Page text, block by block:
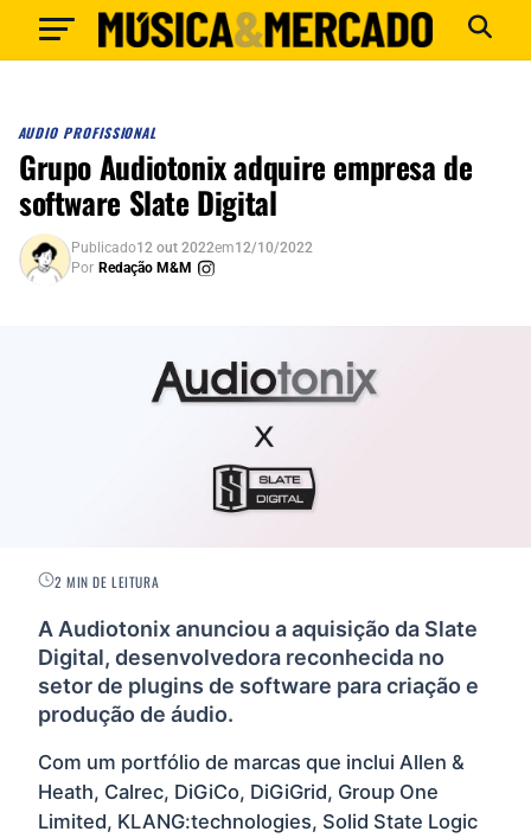
AUDIO PROFISSIONAL
Grupo Audiotonix adquire empresa de
software Slate Digital
Publicado12 out 2022em12/10/2022
Por Redação M&M
2 MIN DE LEITURA
A Audiotonix anunciou a aquisição da Slate
Digital, desenvolvedora reconhecida no
setor de plugins de software para criação e
produção de áudio.
Com um portfólio de marcas que inclui Allen &
Heath, Calrec, DiGiCo, DiGiGrid, Group One
Limited, KLANG:technologies, Solid State Logic